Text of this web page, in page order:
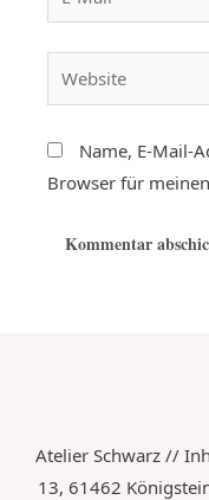
Name, E-Mail-
Browser für
Atelier Schwarz //
13, 61462